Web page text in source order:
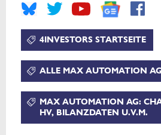
4INVESTORS STARTSEITE
ALLE MAX AUTOMATION
MAX AUTOMATION AG:
HV, BILANZDATEN U.V.M.